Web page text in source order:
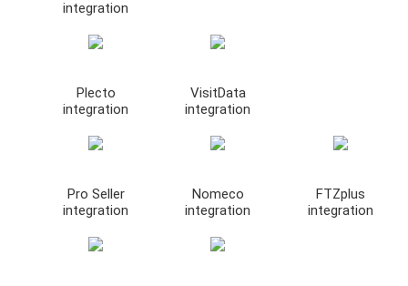
integration
Plecto
integration
VisitData
integration
Pro Seller
integration
Nomeco
integration
FTZplus
integration